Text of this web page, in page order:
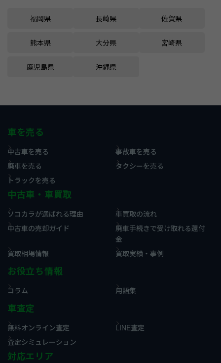
福岡県 長崎県 佐賀県
熊本県 大分県 宮崎県
鹿児島県 沖縄県
車を売る
中古車を売る
事故車を売る
廃車を売る
タクシーを売る
トラックを売る
中古車・車買取
ソコカラが選ばれる理由
車買取の流れ
中古車の売却ガイド
廃車手続きで受け取れる還付
金
買取相場情報
買取実績・事例
お役立ち情報
コラム 用語集
車査定
無料オンライン査定
LINE査定
査定シミュレーション
対応エリア